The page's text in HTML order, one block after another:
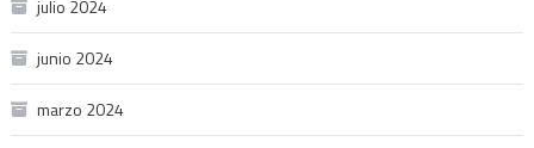
julio 2024
junio 2024
marzo 2024